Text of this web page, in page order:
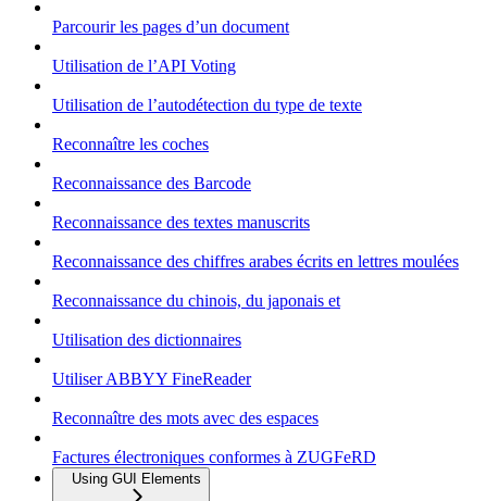
Parcourir les pages d’un document
Utilisation de l’API Voting
Utilisation de l’autodétection du type de texte
Reconnaître les coches
Reconnaissance des Barcode
Reconnaissance des textes manuscrits
Reconnaissance des chiffres arabes écrits en lettres moulées
Reconnaissance du chinois, du japonais et
Utilisation des dictionnaires
Utiliser ABBYY FineReader
Reconnaître des mots avec des espaces
Factures électroniques conformes à ZUGFeRD
Using GUI Elements